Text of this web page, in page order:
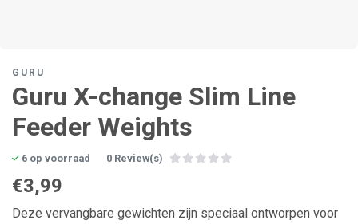
GURU
Guru X-change Slim Line
Feeder Weights
6 op voorraad 0 Review(s)
€3,99
Deze vervangbare gewichten zijn speciaal ontworpen voor